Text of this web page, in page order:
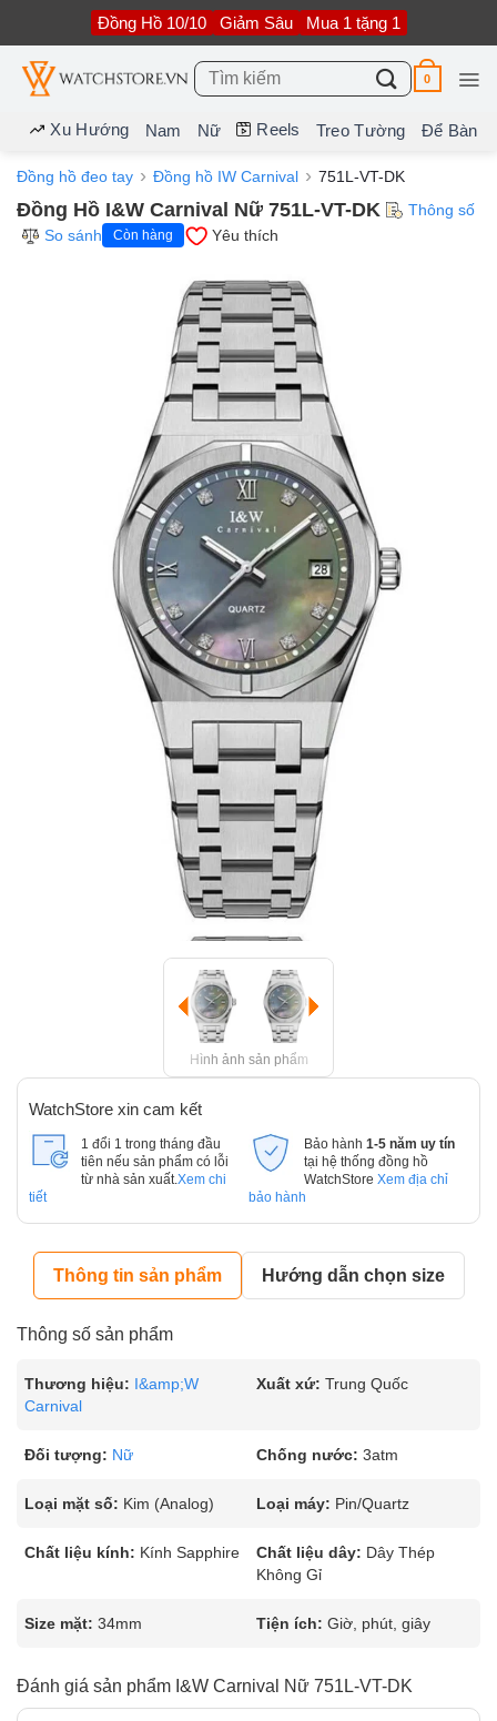
nội
dung
Đồng Hồ 10/10 Giảm Sâu Mua 1 tặng 1
Tìm
kiếm:
0
Xu Hướng Nam Nữ Reels Treo Tường Để Bàn
Đồng hồ đeo tay Đồng hồ IW Carnival 751L-VT-DK
Đồng Hồ I&W Carnival Nữ 751L-VT-DK
Thông số
So sánh
Còn hàng Yêu thích
Hình ảnh sản phẩm
WatchStore xin cam kết
1 đổi 1 trong tháng đầu
tiên nếu sản phẩm có lỗi
từ nhà sản xuất. Xem chi
tiết
Bảo hành 1-5 năm uy tín
tại hệ thống đồng hồ
WatchStore Xem địa chỉ
bảo hành
Thông tin sản phẩm Hướng dẫn chọn size
Thông số sản phẩm
Thương hiệu: I&amp;W
Carnival
Xuất xứ: Trung Quốc
Đối tượng: Nữ Chống nước: 3atm
Loại mặt số: Kim (Analog) Loại máy: Pin/Quartz
Chất liệu kính: Kính Sapphire Chất liệu dây: Dây Thép
Không Gỉ
Size mặt: 34mm Tiện ích: Giờ, phút, giây
Đánh giá sản phẩm I&W Carnival Nữ 751L-VT-DK